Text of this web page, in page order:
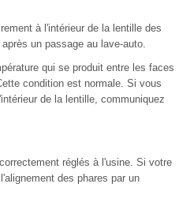
à l'intérieur de la lentille des
un passage au lave-auto.
qui se produit entre les faces
condition est normale. Si vous
de la lentille, communiquez
réglés à l'usine. Si votre
des phares par un